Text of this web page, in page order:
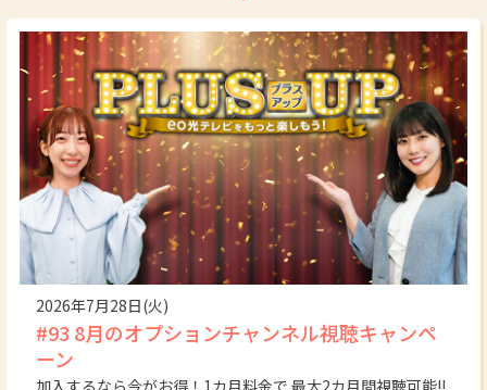
2026年7月28日(火)
#93 8月のオプションチャンネル視聴キャンペ
ーン